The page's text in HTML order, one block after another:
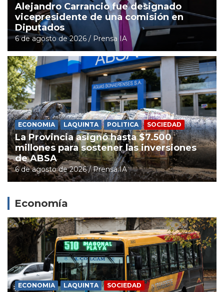
Alejandro Carrancio fue designado
vicepresidente de una comisión en
Diputados
6 de agosto de 2026 Prensa IA
ECONOMIA LAQUINTA POLITICA SOCIEDAD
La Provincia asignó hasta $7.500
millones para sostener las inversiones
de ABSA
6 de agosto de 2026 Prensa IA
Economía
ECONOMIA LAQUINTA SOCIEDAD